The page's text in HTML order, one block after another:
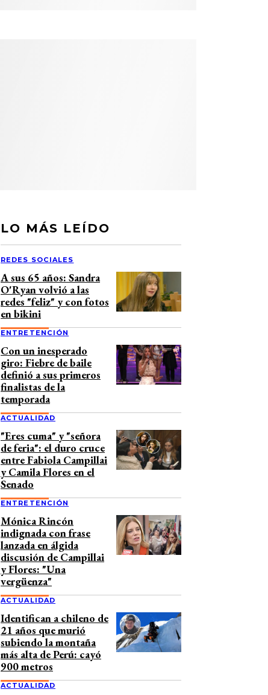
LO MÁS LEÍDO
REDES SOCIALES
A sus 65 años: Sandra
O'Ryan volvió a las
redes "feliz" y con fotos
en bikini
ENTRETENCIÓN
Con un inesperado
giro: Fiebre de baile
definió a sus primeros
finalistas de la
temporada
ACTUALIDAD
"Eres cuma" y "señora
de feria": el duro cruce
entre Fabiola Campillai
y Camila Flores en el
Senado
ENTRETENCIÓN
Mónica Rincón
indignada con frase
lanzada en álgida
discusión de Campillai
y Flores: "Una
vergüenza"
ACTUALIDAD
Identifican a chileno de
21 años que murió
subiendo la montaña
más alta de Perú: cayó
900 metros
ACTUALIDAD